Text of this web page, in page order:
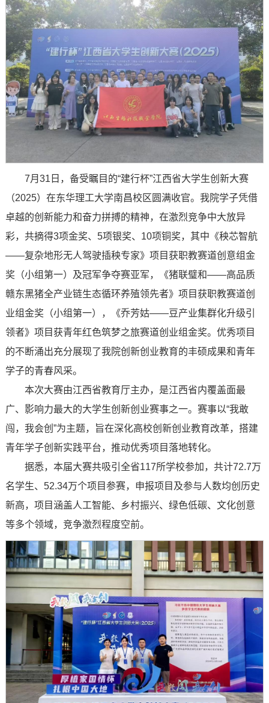
7月31日，备受瞩目的“建行杯”江西省大学生创新大赛
（2025）在东华理工大学南昌校区圆满收官。我院学子凭借
卓越的创新能力和奋力拼搏的精神，在激烈竞争中大放异
彩，共摘得3项金奖、5项银奖、10项铜奖，其中《秧芯智航
——复杂地形无人驾驶插秧专家》项目获职教赛道创意组金
奖（小组第一）及冠军争夺赛亚军，《猪联璧和——高品质
赣东黑猪全产业链生态循环养殖领先者》项目获职教赛道创
业组金奖（小组第一），《乔芳姑——豆产业集群化升级引
领者》项目获青年红色筑梦之旅赛道创业组金奖。优秀项目
的不断涌出充分展现了我院创新创业教育的丰硕成果和青年
学子的青春风采。
本次大赛由江西省教育厅主办，是江西省内覆盖面最
广、影响力最大的大学生创新创业赛事之一。赛事以“我敢
闯，我会创”为主题，旨在深化高校创新创业教育改革，搭建
青年学子创新实践平台，推动优秀项目落地转化。
据悉，本届大赛共吸引全省117所学校参加，共计72.7万
名学生、52.34万个项目参赛，申报项目及参与人数均创历史
新高，项目涵盖人工智能、乡村振兴、绿色低碳、文化创意
等多个领域，竞争激烈程度空前。